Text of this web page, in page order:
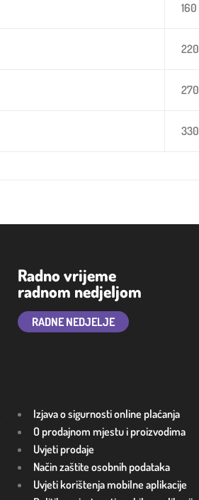
160
220
270
330
Radno vrijeme
radnom nedjeljom
RADNE NEDJELJE
Izjava o sigurnosti online plaćanja
O prodajnom mjestu i proizvodima
Uvjeti prodaje
Način zaštite osobnih podataka
Uvjeti korištenja mobilne aplikacije